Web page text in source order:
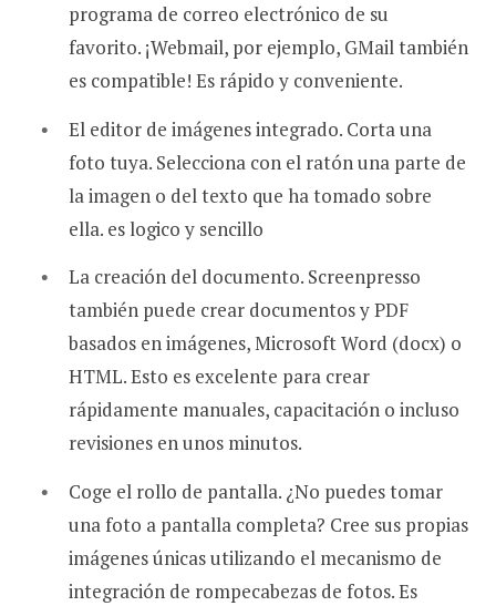
programa de correo electrónico de su
favorito. ¡Webmail, por ejemplo, GMail también
es compatible! Es rápido y conveniente.
El editor de imágenes integrado. Corta una
foto tuya. Selecciona con el ratón una parte de
la imagen o del texto que ha tomado sobre
ella. es logico y sencillo
La creación del documento. Screenpresso
también puede crear documentos y PDF
basados ​​en imágenes, Microsoft Word (docx) o
HTML. Esto es excelente para crear
rápidamente manuales, capacitación o incluso
revisiones en unos minutos.
Coge el rollo de pantalla. ¿No puedes tomar
una foto a pantalla completa? Cree sus propias
imágenes únicas utilizando el mecanismo de
integración de rompecabezas de fotos. Es